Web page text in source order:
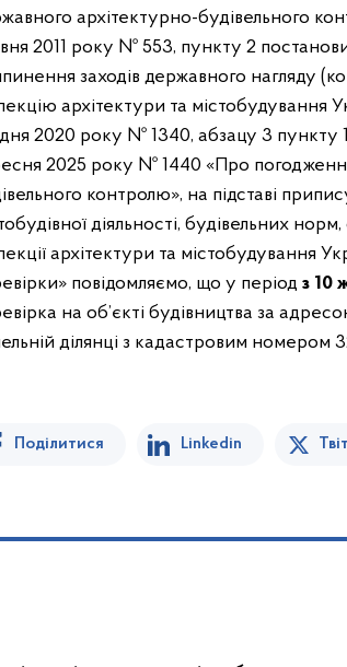
архітектурно-будівельного
2011 року № 553, пункту 2
заходів державного нагляду
архітектури та містобудування
2020 року № 1340, абзацу 3 пункту
2025 року № 1440 «Про
контролю», на підставі
діяльності, будівельних
архітектури та містобудування
повідомляємо, що у період з 10
на об’єкті будівництва за
ділянці з кадастровим номером
Поділитися Linkedin